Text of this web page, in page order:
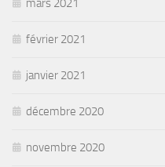
mars 2021
février 2021
janvier 2021
décembre 2020
novembre 2020